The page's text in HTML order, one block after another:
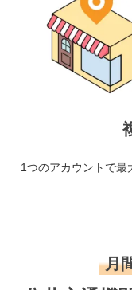
1つのアカウントで最
月